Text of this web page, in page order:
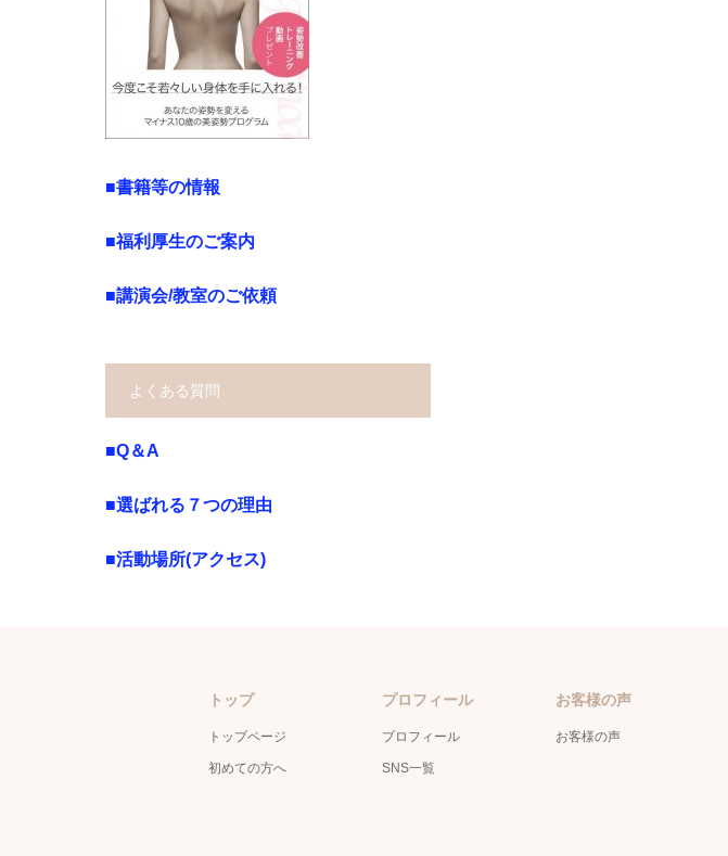
■書籍等の情報
■福利厚生のご案内
■講演会/教室のご依頼
よくある質問
■Q＆A
■選ばれる７つの理由
■活動場所(アクセス)
トップ
トップページ
初めての方へ
プロフィール
プロフィール
SNS一覧
お客様の声
お客様の声